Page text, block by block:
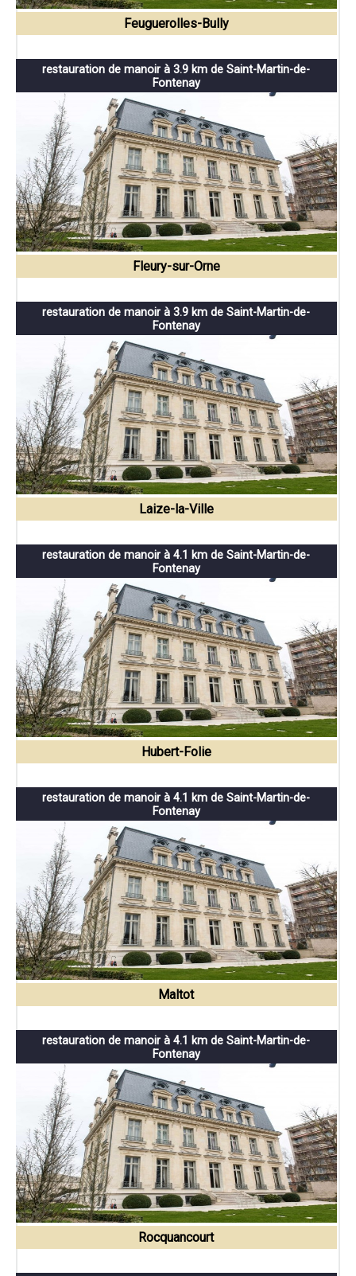
Feuguerolles-Bully
restauration de manoir à 3.9 km de Saint-Martin-de-
Fontenay
Fleury-sur-Orne
restauration de manoir à 3.9 km de Saint-Martin-de-
Fontenay
Laize-la-Ville
restauration de manoir à 4.1 km de Saint-Martin-de-
Fontenay
Hubert-Folie
restauration de manoir à 4.1 km de Saint-Martin-de-
Fontenay
Maltot
restauration de manoir à 4.1 km de Saint-Martin-de-
Fontenay
Rocquancourt